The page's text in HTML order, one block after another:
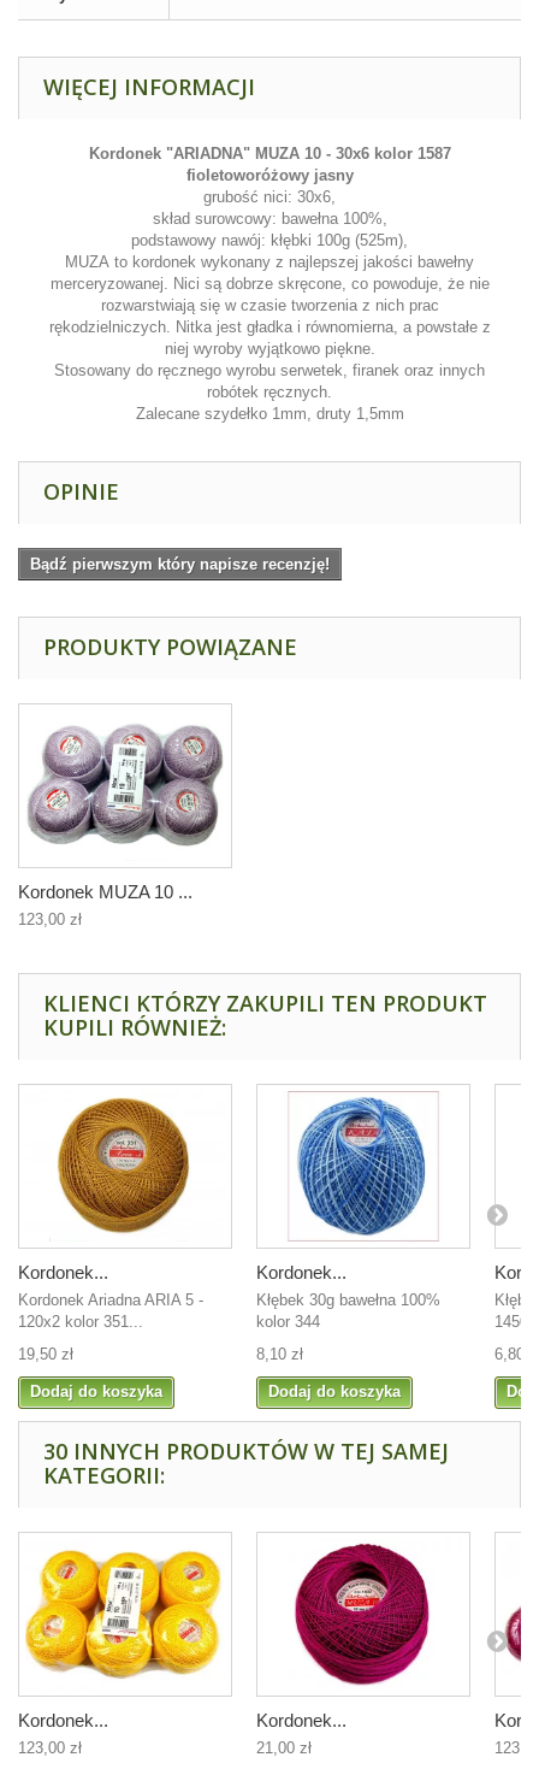
WIĘCEJ INFORMACJI
Kordonek "ARIADNA" MUZA 10 - 30x6 kolor 1587
fioletoworóżowy jasny
grubość nici: 30x6,
skład surowcowy: bawełna 100%,
podstawowy nawój: kłębki 100g (525m),
MUZA to kordonek wykonany z najlepszej jakości bawełny
merceryzowanej. Nici są dobrze skręcone, co powoduje, że nie
rozwarstwiają się w czasie tworzenia z nich prac
rękodzielniczych. Nitka jest gładka i równomierna, a powstałe z
niej wyroby wyjątkowo piękne.
Stosowany do ręcznego wyrobu serwetek, firanek oraz innych
robótek ręcznych.
Zalecane szydełko 1mm, druty 1,5mm
OPINIE
Bądź pierwszym który napisze recenzję!
PRODUKTY POWIĄZANE
Kordonek MUZA 10 ...
123,00 zł
KLIENCI KTÓRZY ZAKUPILI TEN PRODUKT
KUPILI RÓWNIEŻ:
Kordonek...
Kordonek Ariadna ARIA 5 -
120x2 kolor 351...
19,50 zł
Dodaj do koszyka
Kordonek...
Kłębek 30g bawełna 100%
kolor 344
8,10 zł
Dodaj do koszyka
1450
6,80
30 INNYCH PRODUKTÓW W TEJ SAMEJ
KATEGORII:
Kordonek...
123,00 zł
Kordonek...
21,00 zł